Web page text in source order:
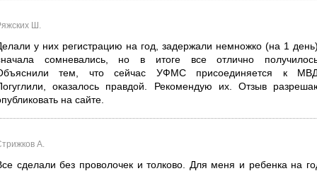
Ш.
у них регистрацию на год, задержали немножко (на 1 день),
сомневались, но в итоге все отлично
тем, что сейчас УФМС присоединяется к
оказалось правдой. Рекомендую их. Отзыв
на сайте.
А.
сделали без проволочек и толково. Для меня и ребенка на